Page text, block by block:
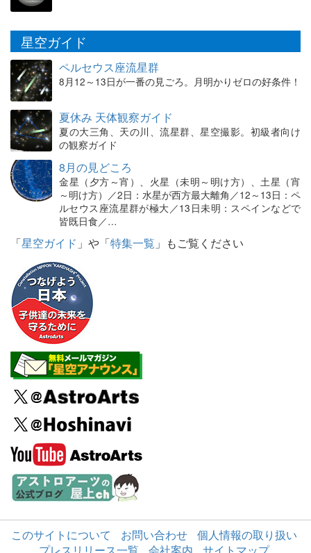
星空ガイド
ペルセウス座流星群
8月12～13日が一番の見ごろ。月明かりゼロの好条件！
夏休み 天体観察ガイド
夏の大三角、天の川、流星群、星空撮影。初級者向け
の観察ガイド
8月の見どころ
金星（夕方～宵）、火星（未明～明け方）、土星（宵
～明け方）／2日：水星が西方最大離角／12～13日：ペ
ルセウス座流星群が極大／13日未明：スペインなどで
皆既日食／…
「星空ガイド 」や「特集一覧 」もご覧ください
このサイトについて お問い合わせ
個人情報の取り扱い